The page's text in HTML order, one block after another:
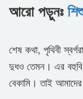
আরো পড়ুনঃ
শেষ কথা, পৃথিবী
দুধও তেমন। এর
বেকামি। তাই